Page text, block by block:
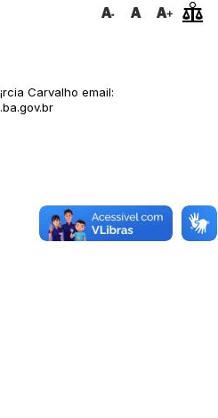
Carvalho email: